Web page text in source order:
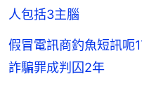
人包括3主腦
假冒電訊商釣魚短訊
詐騙罪成判囚2年